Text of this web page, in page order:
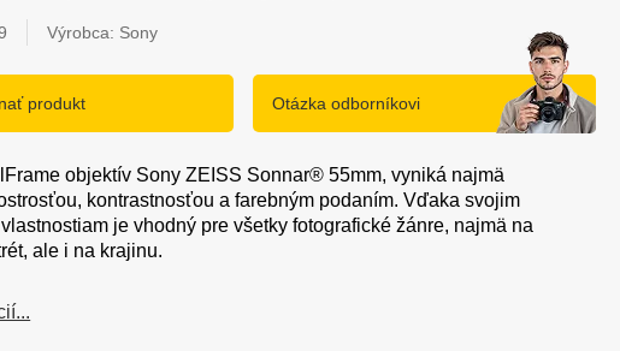
Výrobca: Sony
produkt Otázka odborníkovi
objektív Sony ZEISS Sonnar® 55mm, vyniká najmä
kontrastnosťou a farebným podaním. Vďaka svojim
je vhodný pre všetky fotografické žánre, najmä na
ale i na krajinu.